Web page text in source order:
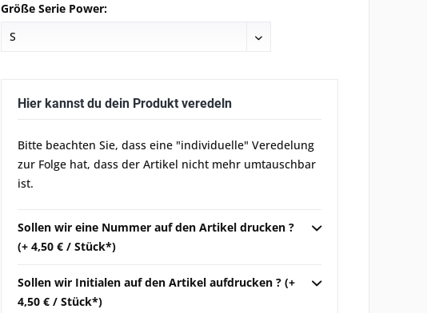
Größe Serie Power:
Hier kannst du dein Produkt veredeln
Bitte beachten Sie, dass eine "individuelle" Veredelung
zur Folge hat, dass der Artikel nicht mehr umtauschbar
ist.
Sollen wir eine Nummer auf den Artikel drucken ?
(+ 4,50 € / Stück*)
Sollen wir Initialen auf den Artikel aufdrucken ? (+
4,50 € / Stück*)